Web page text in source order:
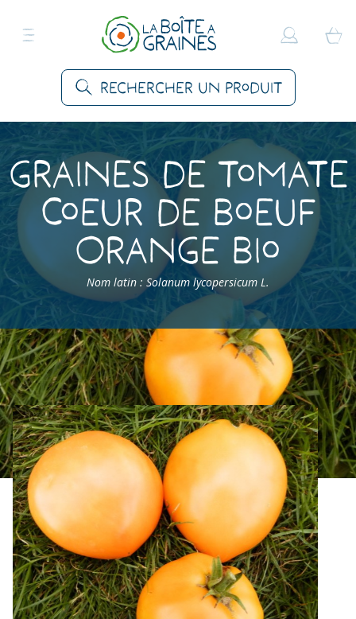
Rechercher un produit
Graines de Tomate
Coeur de Boeuf
Orange Bio
Nom latin : Solanum lycopersicum L.
Accueil > Produits > Graines Légumes > Tomates >
Tomate Coeur de Boeuf Orange Bio